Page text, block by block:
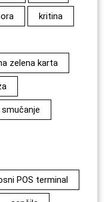
kritina
zelena karta
POS terminal